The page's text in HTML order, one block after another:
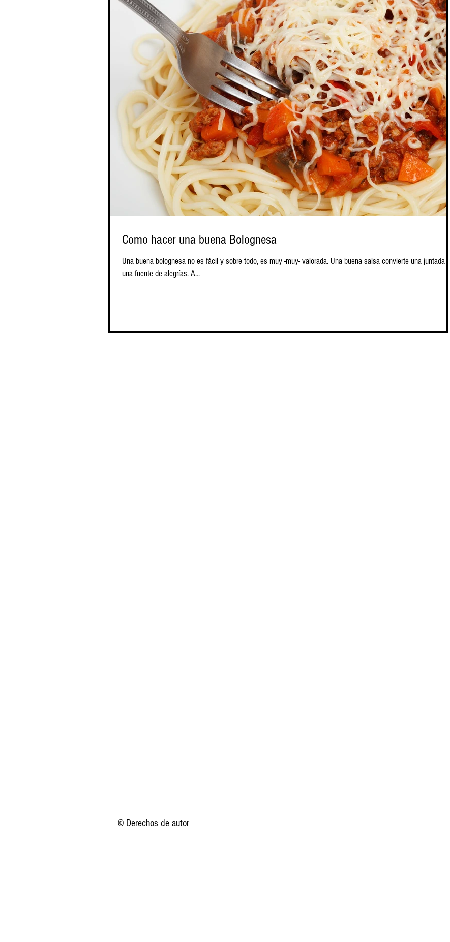
Como hacer una buena Bolognesa
Una buena bolognesa no es fácil y sobre todo, es muy -muy- valorada. Una buena salsa convierte una juntada en
una fuente de alegrías. A...
© Derechos de autor